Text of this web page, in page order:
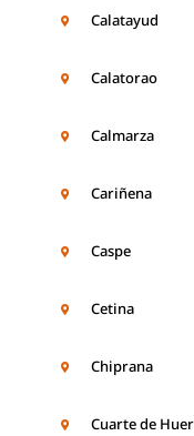
Calatayud
Calatorao
Calmarza
Cariñena
Caspe
Cetina
Chiprana
Cuarte de